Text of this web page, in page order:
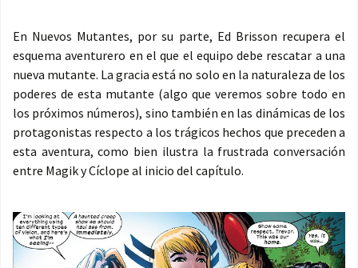
En Nuevos Mutantes, por su parte, Ed Brisson recupera el
esquema aventurero en el que el equipo debe rescatar a una
nueva mutante. La gracia está no solo en la naturaleza de los
poderes de esta mutante (algo que veremos sobre todo en
los próximos números), sino también en las dinámicas de los
protagonistas respecto a los trágicos hechos que preceden a
esta aventura, como bien ilustra la frustrada conversación
entre Magik y Cíclope al inicio del capítulo.